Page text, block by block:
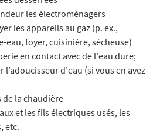
les électroménagers
les appareils au gaz (p. ex.,
eau, foyer, cuisinière, sécheuse)
en contact avec de l’eau dure;
d’eau (si vous en avez
de la chaudière
et les fils électriques usés, les
etc.